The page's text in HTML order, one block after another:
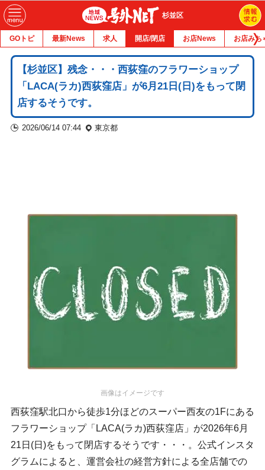
杉並区
GOトピ 最新News 求人 開店/閉店 お店News お店みち
【杉並区】残念・・・西荻窪のフラワーショップ
「LACA(ラカ)西荻窪店」が6月21日(日)をもって閉
店するそうです。
2026/06/14 07:44 東京都
画像はイメージです
西荻窪駅北口から徒歩1分ほどのスーパー西友の1Fにある
フラワーショップ「LACA(ラカ)西荻窪店」が2026年6月
21日(日)をもって閉店するそうです・・・。公式インスタ
グラムによると、運営会社の経営方針による全店舗での